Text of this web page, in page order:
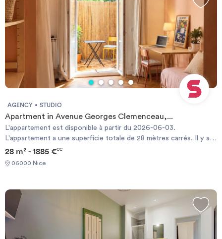
AGENCY STUDIO
Apartment in Avenue Georges Clemenceau,...
L'appartement est disponible à partir du 2026-06-03.
L'appartement a une superficie totale de 28 mètres carrés. Il y a 1
salle(s) de bain. . Il a aussi 1 salon(s). Les charges de copropriété
ne sont pas incluses dans le loyer. Un séjour minimum de 1 mois
est requis. Il est possible de réserver directement en ligne.
Documents requis: - Carte d'identité - Garanties financières
28 m² - 1885 €CC
06000 Nice